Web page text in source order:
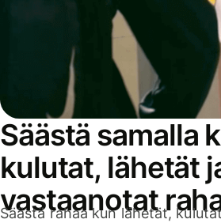
Säästä samalla
kulutat, lähetät
vastaanotat
Säästä rahaa kun lähetät,